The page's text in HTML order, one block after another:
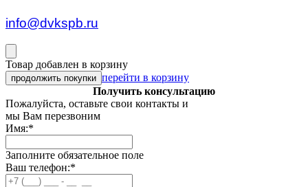
info@dvkspb.ru
Товар добавлен в корзину
продолжить покупки перейти в корзину
Получить консультацию
Пожалуйста, оставьте свои контакты и
мы Вам перезвоним
Имя:*
Заполните обязательное поле
Ваш телефон:*